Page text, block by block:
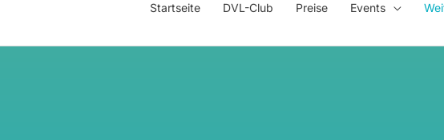
Startseite DVL-Club Preise Events